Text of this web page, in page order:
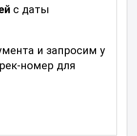
с даты
и запросим у
номер для